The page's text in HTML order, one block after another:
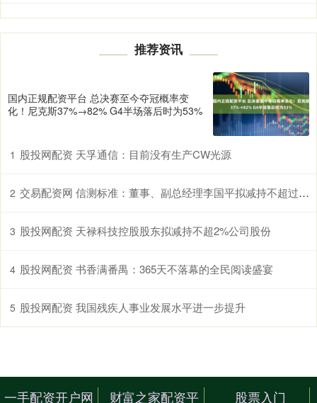
推荐资讯
国内正规配资平台 总决赛至今夺冠概率变
化！尼克斯37%→82% G4半场落后时为53%
1 股投网配资 天孚通信：目前没有生产CW光源
2 交易配资网 信测标准：董事、副总经理李国平拟减持不超过30万股
3 股投网配资 天禄科技控股股东拟减持不超2%公司股份
4 股投网配资 书香满番禺：365天不落幕的全民阅读盛宴
5 股投网配资 我国残疾人事业发展水平进一步提升
一手配资开户网 财富之家配资平 股票入门